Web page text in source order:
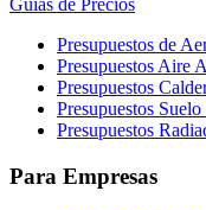
Guías de Precios
Presupuestos de
Presupuestos Aire
Presupuestos
Presupuestos
Presupuestos
Para Empresas